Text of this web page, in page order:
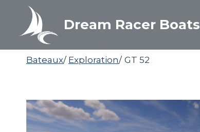
contenu
Dream Racer Boats
Bateaux/ Exploration/ GT 52